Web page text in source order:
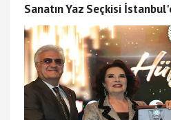
Sanatın Yaz Seçkisi